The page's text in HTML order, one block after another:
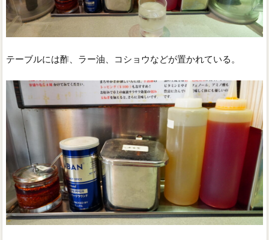
テーブルには酢、ラー油、コショウなどが置かれている。